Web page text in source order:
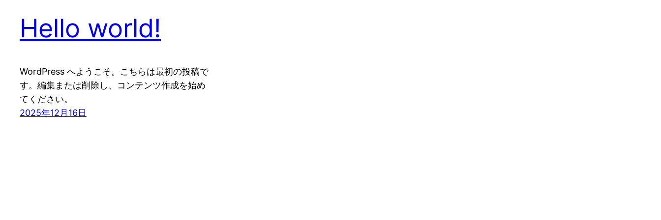
Hello world!
WordPress へようこそ。こちらは最初の投稿で
す。編集または削除し、コンテンツ作成を始め
てください。
2025年12月16日